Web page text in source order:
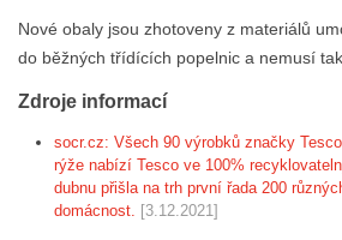
Nové obaly jsou zhotoveny z materiálů
do běžných třídících popelnic a nemusí
Zdroje informací
socr.cz: Všech 90 výrobků značky
rýže nabízí Tesco ve 100%
dubnu přišla na trh první řada 200
domácnost. [3.12.2021]